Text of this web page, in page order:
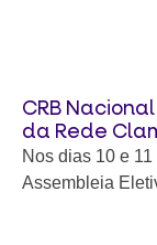
CRB
da Rede
Nos dias 10 e
Assembleia